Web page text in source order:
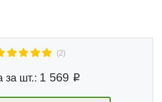
за шт.: 1 569
(2)